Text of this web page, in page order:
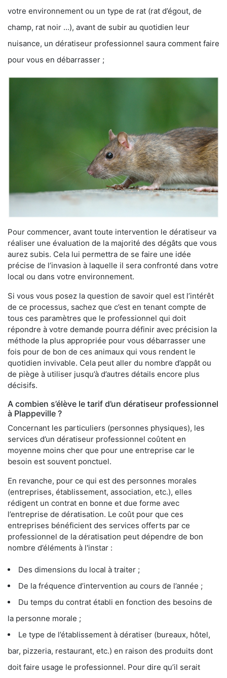
votre environnement ou un type de rat (rat d’égout, de
champ, rat noir …), avant de subir au quotidien leur
nuisance, un dératiseur professionnel saura comment faire
pour vous en débarrasser ;
Pour commencer, avant toute intervention le dératiseur va
réaliser une évaluation de la majorité des dégâts que vous
aurez subis. Cela lui permettra de se faire une idée
précise de l’invasion à laquelle il sera confronté dans votre
local ou dans votre environnement.
Si vous vous posez la question de savoir quel est l’intérêt
de ce processus, sachez que c’est en tenant compte de
tous ces paramètres que le professionnel qui doit
répondre à votre demande pourra définir avec précision la
méthode la plus appropriée pour vous débarrasser une
fois pour de bon de ces animaux qui vous rendent le
quotidien invivable. Cela peut aller du nombre d’appât ou
de piège à utiliser jusqu’à d’autres détails encore plus
décisifs.
A combien s’élève le tarif d’un dératiseur professionnel
à Plappeville ?
Concernant les particuliers (personnes physiques), les
services d’un dératiseur professionnel coûtent en
moyenne moins cher que pour une entreprise car le
besoin est souvent ponctuel.
En revanche, pour ce qui est des personnes morales
(entreprises, établissement, association, etc.), elles
rédigent un contrat en bonne et due forme avec
l’entreprise de dératisation. Le coût pour que ces
entreprises bénéficient des services offerts par ce
professionnel de la dératisation peut dépendre de bon
nombre d’éléments à l'instar :
Des dimensions du local à traiter ;
De la fréquence d’intervention au cours de l’année ;
Du temps du contrat établi en fonction des besoins de
la personne morale ;
Le type de l’établissement à dératiser (bureaux, hôtel,
bar, pizzeria, restaurant, etc.) en raison des produits dont
doit faire usage le professionnel. Pour dire qu’il serait